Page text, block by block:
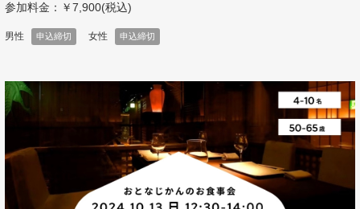
参加料金：￥7,900(税込)
男性 申込締切 女性 申込締切